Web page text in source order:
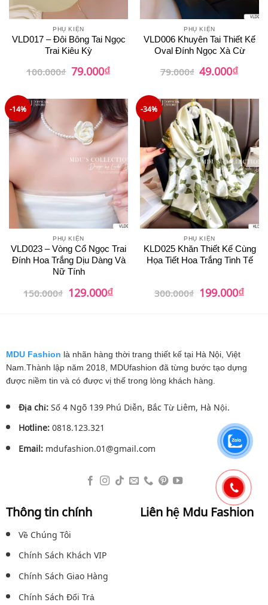
PHỤ KIỆN
VLD017 – Đôi Bông Tai Ngọc
Trai Kiêu Kỳ
100.000₫ Giá
gốc
79.000₫Giá
hiện
79.000₫.
PHỤ KIỆN
VLD006 Khuyên Tai Thiết Kế
Oval Đính Ngọc Xà Cừ
79.000₫ Giá
gốc
49.000₫
-14%
PHỤ KIỆN
VLD023 – Vòng Cổ Ngọc Trai
Đính Hoa Trắng Dịu Dàng Và
Nữ Tính
150.000₫ Giá
gốc
129.000₫Giá
hiện
-34%
PHỤ KIỆN
KLD025 Khăn Thiết Kế Cùng
Họa Tiết Hoa Trắng Tinh Tế
300.000₫ Giá
gốc
199.000₫Giá
hiện
MDU Fashion là nhãn hàng thời trang thiết kế tại Hà Nội, Việt
Nam.Thành lập năm 2018, MDUfashion đã từng bước tạo dựng
được niềm tin và có được vị thế trong lòng khách hàng.
Địa chỉ:Số 4 Ngõ 139 Phú Diễn, Bắc Từ Liêm, Hà Nội.
Hotline:0818.123.321
Email:mdufashion.01@gmail.com
Thông tin chính
Về Chúng Tôi
Chính Sách Khách VIP
Chính Sách Giao Hàng
Chính Sách Đổi Trả
Liên hệ Mdu Fashion